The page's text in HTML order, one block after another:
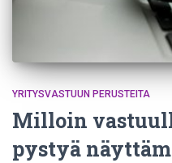
YRITYSVASTUUN PERUSTEITA
Milloin
pystyä